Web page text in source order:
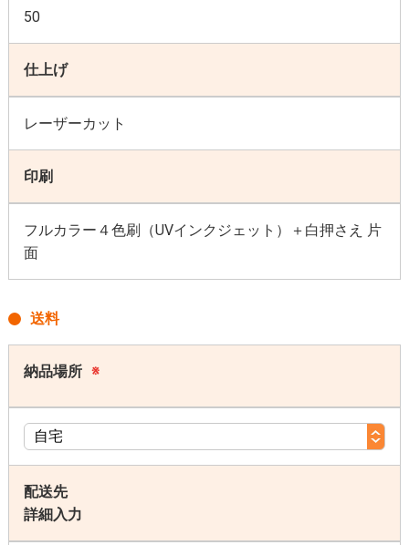
50
仕上げ
レーザーカット
印刷
フルカラー４色刷（UVインクジェット）＋白押さえ 片
面
送料
納品場所 ※
配送先
詳細入力